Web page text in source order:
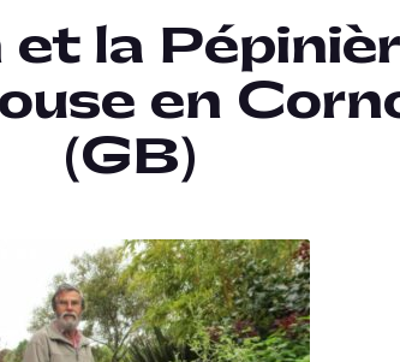
et la
en
(GB)